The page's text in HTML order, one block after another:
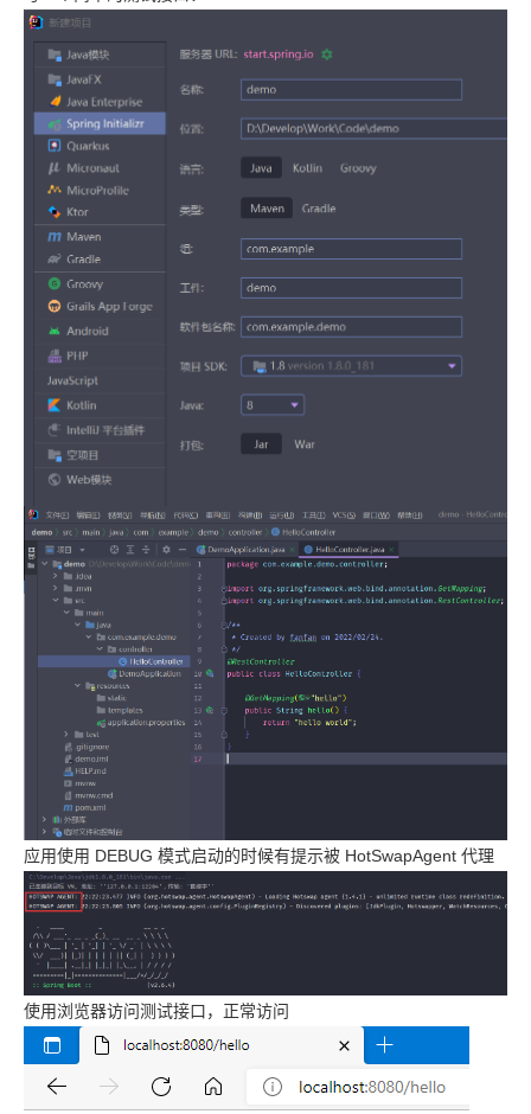
应用使用 DEBUG 模式启动的时候有提示被 HotSwapAgent 代理
使用浏览器访问测试接口，正常访问